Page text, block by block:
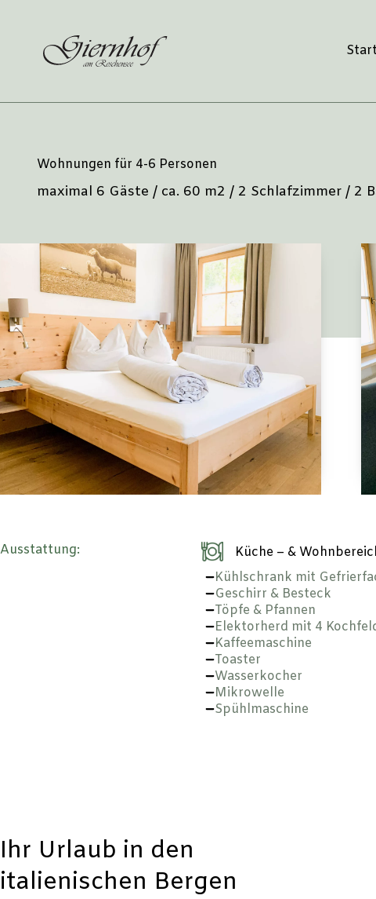
Wohnungen für 4-6 Personen
maximal 6 Gäste / ca. 60 m2 / 2 Schlafzimmer / 2
Ausstattung:
Küche – &
Kühlschrank mit
Geschirr & Besteck
Töpfe & Pfannen
Elektorherd mit 4
Kaffeemaschine
Toaster
Wasserkocher
Mikrowelle
Spühlmaschine
Ihr Urlaub in den
italienischen Bergen